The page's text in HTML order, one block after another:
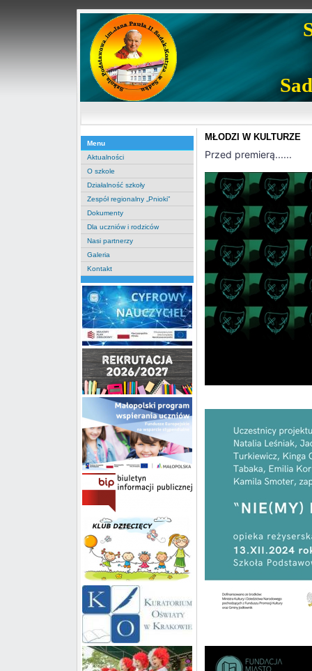
Menu
Aktualności
O szkole
Działalność szkoły
Zespół regionalny „Pnioki”
Dokumenty
Dla uczniów i rodziców
Nasi partnerzy
Galeria
Kontakt
MŁODZI W KULTURZE
Przed premierą......